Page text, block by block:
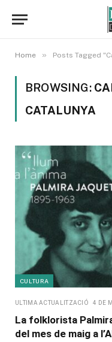
Home » Posts Tagged
BROWSING:
CATALUNYA
CULTURA
ULTIMA ACTUALITZACIÓ 4 DE
La folklorista
del mes de maig a